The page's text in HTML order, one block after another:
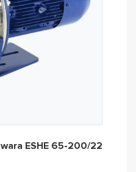
ESHE 65-200/22